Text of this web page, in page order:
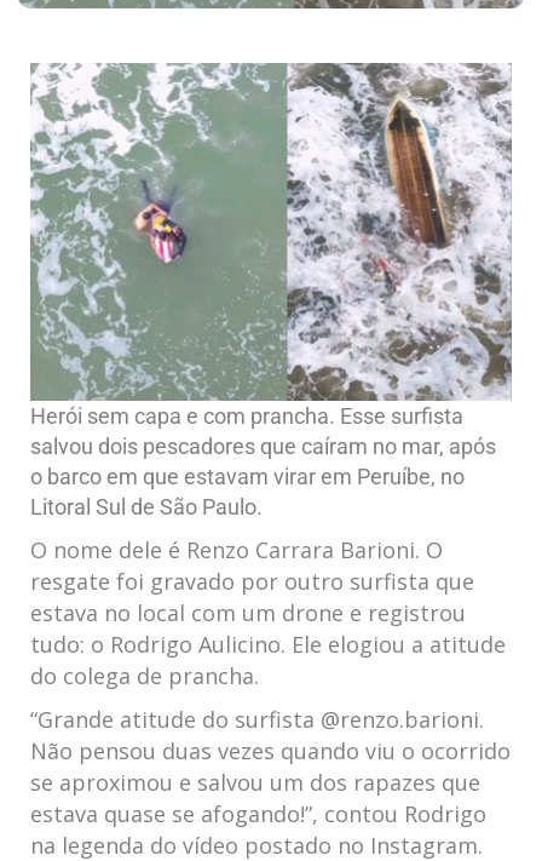
Herói sem capa e com prancha. Esse surfista
salvou dois pescadores que caíram no mar, após
o barco em que estavam virar em Peruíbe, no
Litoral Sul de São Paulo.
O nome dele é Renzo Carrara Barioni. O
resgate foi gravado por outro surfista que
estava no local com um drone e registrou
tudo: o Rodrigo Aulicino. Ele elogiou a atitude
do colega de prancha.
“Grande atitude do surfista @renzo.barioni.
Não pensou duas vezes quando viu o ocorrido
se aproximou e salvou um dos rapazes que
estava quase se afogando!”, contou Rodrigo
na legenda do vídeo postado no Instagram.